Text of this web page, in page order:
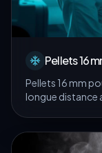
Pellets 16
Pellets 16 mm
longue distance